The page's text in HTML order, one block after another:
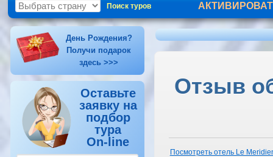
Поиск туров
День Рождения?
Получи подарок
здесь >>>
Оставьте
заявку на
подбор
тура
On-line
Отзыв
Посмотреть отель Le